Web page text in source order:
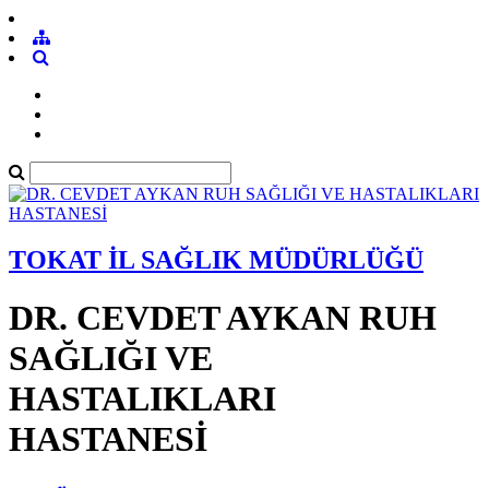
TOKAT İL SAĞLIK MÜDÜRLÜĞÜ
DR. CEVDET AYKAN RUH
SAĞLIĞI VE
HASTALIKLARI
HASTANESİ